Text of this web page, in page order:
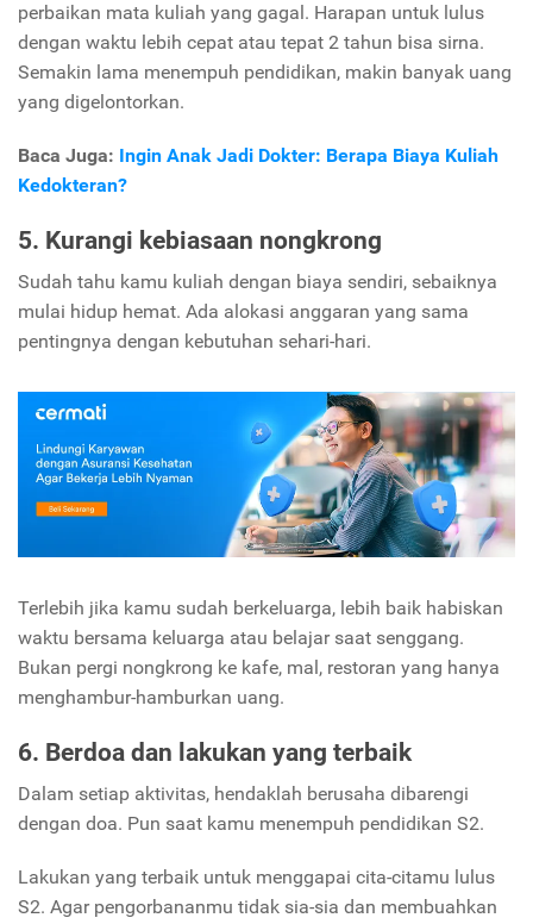
perbaikan mata kuliah yang gagal. Harapan untuk lulus
dengan waktu lebih cepat atau tepat 2 tahun bisa sirna.
Semakin lama menempuh pendidikan, makin banyak uang
yang digelontorkan.
Baca Juga: Ingin Anak Jadi Dokter: Berapa Biaya Kuliah
Kedokteran?
5. Kurangi kebiasaan nongkrong
Sudah tahu kamu kuliah dengan biaya sendiri, sebaiknya
mulai hidup hemat. Ada alokasi anggaran yang sama
pentingnya dengan kebutuhan sehari-hari.
Terlebih jika kamu sudah berkeluarga, lebih baik habiskan
waktu bersama keluarga atau belajar saat senggang.
Bukan pergi nongkrong ke kafe, mal, restoran yang hanya
menghambur-hamburkan uang.
6. Berdoa dan lakukan yang terbaik
Dalam setiap aktivitas, hendaklah berusaha dibarengi
dengan doa. Pun saat kamu menempuh pendidikan S2.
Lakukan yang terbaik untuk menggapai cita-citamu lulus
S2. Agar pengorbananmu tidak sia-sia dan membuahkan